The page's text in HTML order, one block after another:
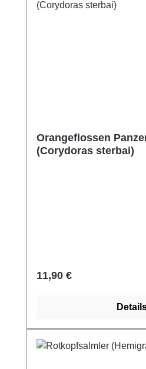
Orangeflossen
(Corydoras sterbai)
Regulärer Preis:
11,90 €